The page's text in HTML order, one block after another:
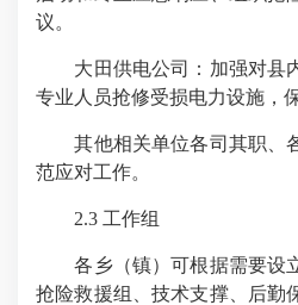
议。
大田供电公司：加强对县
专业人员抢修受损电力设施，
其他相关单位各司其职、
范应对工作。
2.3 工作组
各乡（镇）可根据需要设立
抢险救援组、技术支撑、后勤